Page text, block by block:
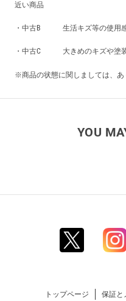
近い商品
・中古B 生活キズ等の使用感
・中古C 大きめのキズや塗装
※商品の状態に関しましては、あ
YOU
トップページ 保証と